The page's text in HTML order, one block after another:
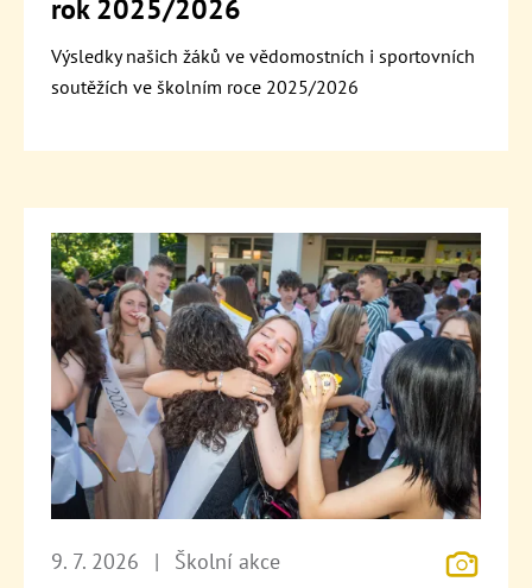
rok 2025/2026
Výsledky našich žáků ve vědomostních i sportovních
soutěžích ve školním roce 2025/2026
9. 7. 2026 | Školní akce